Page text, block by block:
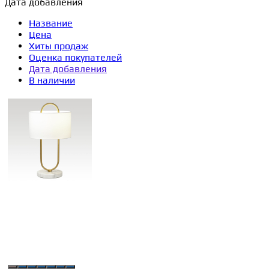
Название
Цена
Хиты продаж
Оценка покупателей
Дата добавления
В наличии